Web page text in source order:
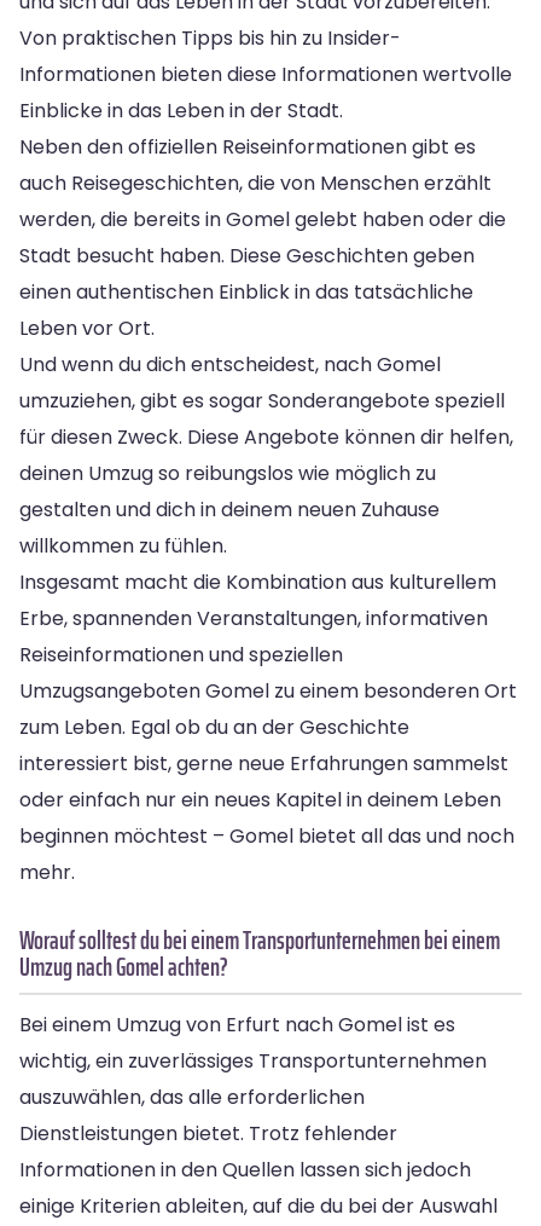
Von praktischen Tipps bis hin zu Insider-
Informationen bieten diese Informationen wertvolle
Einblicke in das Leben in der Stadt.
Neben den offiziellen Reiseinformationen gibt es
auch Reisegeschichten, die von Menschen erzählt
werden, die bereits in Gomel gelebt haben oder die
Stadt besucht haben. Diese Geschichten geben
einen authentischen Einblick in das tatsächliche
Leben vor Ort.
Und wenn du dich entscheidest, nach Gomel
umzuziehen, gibt es sogar Sonderangebote speziell
für diesen Zweck. Diese Angebote können dir helfen,
deinen Umzug so reibungslos wie möglich zu
gestalten und dich in deinem neuen Zuhause
willkommen zu fühlen.
Insgesamt macht die Kombination aus kulturellem
Erbe, spannenden Veranstaltungen, informativen
Reiseinformationen und speziellen
Umzugsangeboten Gomel zu einem besonderen Ort
zum Leben. Egal ob du an der Geschichte
interessiert bist, gerne neue Erfahrungen sammelst
oder einfach nur ein neues Kapitel in deinem Leben
beginnen möchtest – Gomel bietet all das und noch
mehr.
Worauf solltest du bei einem Transportunternehmen bei einem
Umzug nach Gomel achten?
Bei einem Umzug von Erfurt nach Gomel ist es
wichtig, ein zuverlässiges Transportunternehmen
auszuwählen, das alle erforderlichen
Dienstleistungen bietet. Trotz fehlender
Informationen in den Quellen lassen sich jedoch
einige Kriterien ableiten, auf die du bei der Auswahl